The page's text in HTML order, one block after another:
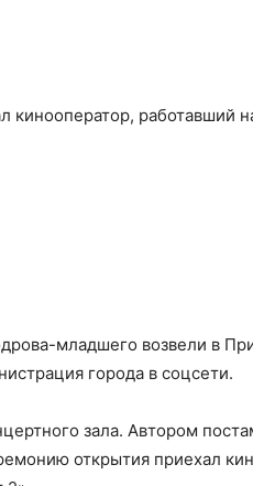
нем
работавший
младшего возвели в
города в соцсети.
зала. Автором
открытия приехал